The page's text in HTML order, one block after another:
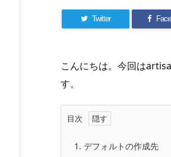
Twitter
こんにちは。今回は
す。
目次
1. デフォルトの作成先